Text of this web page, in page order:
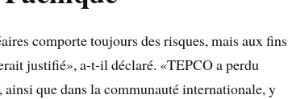
comporte toujours des risques, mais aux fins
justifié», a-t-il déclaré. «TEPCO a perdu
que dans la communauté internationale, y